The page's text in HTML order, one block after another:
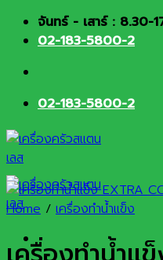
Skip จันทร์ - เสาร์ : 8.30-
02-183-5800-2
02-183-5800-2
Home / เครื่องทำน้ำแข็ง